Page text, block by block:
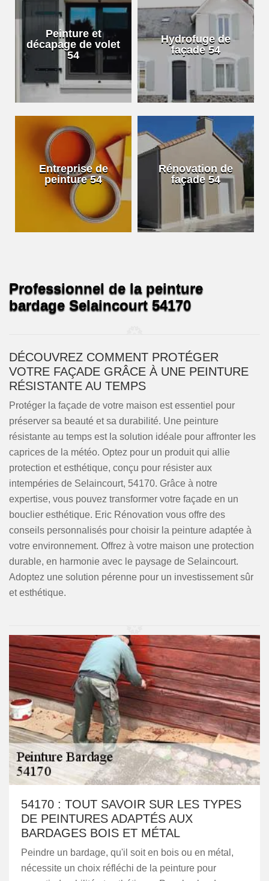
Peinture et
décapage de volet
54
Hydrofuge de
façade 54
Entreprise de
peinture 54
Rénovation de
façade 54
Professionnel de la peinture
bardage Selaincourt 54170
DÉCOUVREZ COMMENT PROTÉGER
VOTRE FAÇADE GRÂCE À UNE PEINTURE
RÉSISTANTE AU TEMPS
Protéger la façade de votre maison est essentiel pour
préserver sa beauté et sa durabilité. Une peinture
résistante au temps est la solution idéale pour affronter les
caprices de la météo. Optez pour un produit qui allie
protection et esthétique, conçu pour résister aux
intempéries de Selaincourt, 54170. Grâce à notre
expertise, vous pouvez transformer votre façade en un
bouclier esthétique. Eric Rénovation vous offre des
conseils personnalisés pour choisir la peinture adaptée à
votre environnement. Offrez à votre maison une protection
durable, en harmonie avec le paysage de Selaincourt.
Adoptez une solution pérenne pour un investissement sûr
et esthétique.
54170 : TOUT SAVOIR SUR LES TYPES
DE PEINTURES ADAPTÉS AUX
BARDAGES BOIS ET MÉTAL
Peindre un bardage, qu'il soit en bois ou en métal,
nécessite un choix réfléchi de la peinture pour